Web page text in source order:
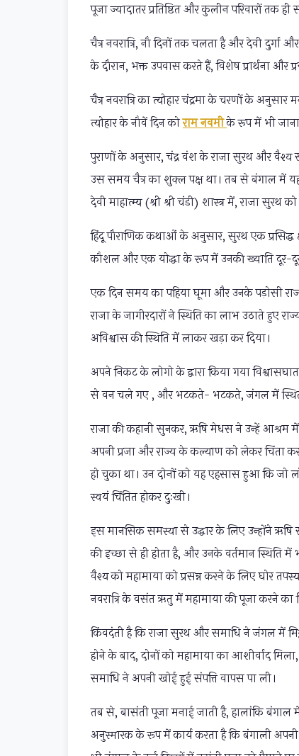
पूजा ज्यादातर प्रतिष्ठित और कुलीन परिवारों तक ही
चैत्र नवरात्रि, नौ दिनों तक चलता है और देवी
के दौरान, भक्त उपवास करते हैं, विशेष प्रार्थना
चैत्र नवरात्रि का त्योहार चंद्रमा के चरणों के
त्योहार के नौवें दिन कोराम नवमीके रूप में भी जाना
पुराणों के अनुसार, चंद्र वंश के राजा सुरथ और वैश्य
उस समय चैत्र का शुक्ल पक्ष था। तब से बंगाल में
देवी माहात्म्य (श्री श्री चंडी) शास्त्र में, राजा सुरथ
हिंदू पौराणिक कथाओं के अनुसार, सुरथ एक प्रसिद्ध
कौशल और एक योद्धा के रूप में उनकी ख्याति दूर-
एक दिन समय का पहिया घूमा और उनके पड़ोसी
राजा के जागीरदारों ने स्थिति का लाभ उठाते हुए
अविश्वास की स्थिति में लाकर खड़ा कर दिया।
अपने निकट के लोगो के द्वारा किया गया
से वन चले गए , और भटकते- भटकते, जंगल में
राजा की कहानी सुनकर, ऋषि मेधस ने उन्हें आश्रम
अपनी प्रजा और राज्य के कल्याण को लेकर चिंता
हो चुका था। उन दोनों को यह एहसास हुआ कि जो
स्वयं चिंतित होकर दुःखी।
इस मानसिक समस्या से उद्धार के लिए उन्होंने
की इच्छा से ही होता है, और उनके वर्तमान स्थिति
वैश्य को महामाया को प्रसन्न करने के लिए घोर
नवरात्रि के वसंत ऋतु में महामाया की पूजा करने का
किंवदंती है कि राजा सुरथ और समाधि ने जंगल में
होने के बाद, दोनों को महामाया का आशीर्वाद
समाधि ने अपनी खोई हुई संपत्ति वापस पा ली।
तब से, बासंती पूजा मनाई जाती है, हालांकि बंगाल
अनुस्मारक के रूप में कार्य करता है कि बंगाली